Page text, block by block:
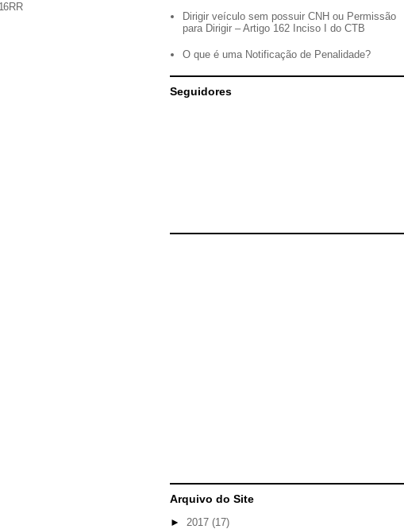
Dirigir veículo sem possuir CNH ou Permissão
para Dirigir – Artigo 162 Inciso I do CTB
O que é uma Notificação de Penalidade?
Seguidores
Arquivo do Site
► 2017 (17)